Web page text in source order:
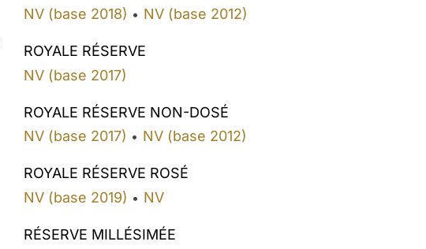
NV (base 2018) • NV (base 2012)
ROYALE RÉSERVE
NV (base 2017)
ROYALE RÉSERVE NON-DOSÉ
NV (base 2017) • NV (base 2012)
ROYALE RÉSERVE ROSÉ
NV (base 2019) • NV
RÉSERVE MILLÉSIMÉE